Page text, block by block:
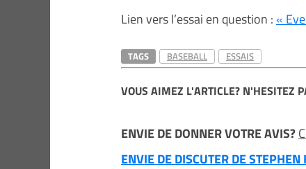
Lien vers l’essai en question :«
TAGS BASEBALL ESSAIS
VOUS AIMEZ L'ARTICLE? N'HESITEZ
ENVIE DE DONNER VOTRE AVIS?
ENVIE DE DISCUTER DE